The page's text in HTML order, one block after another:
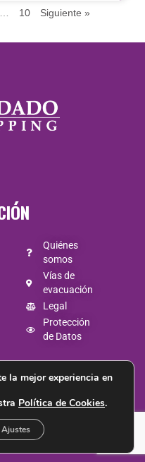
… 10 Siguiente »
Quiénes
somos
Vías de
evacuación
Legal
Protección
de Datos
DERECHOS RESERVADOS.
la mejor experiencia en
Política de Cookies.
Ajustes